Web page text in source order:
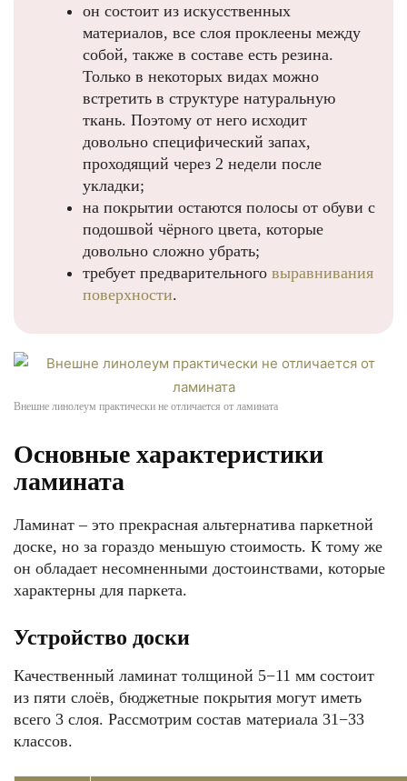
он состоит из искусственных
материалов, все слоя проклеены между
собой, также в составе есть резина.
Только в некоторых видах можно
встретить в структуре натуральную
ткань. Поэтому от него исходит
довольно специфический запах,
проходящий через 2 недели после
укладки;
на покрытии остаются полосы от обуви с
подошвой чёрного цвета, которые
довольно сложно убрать;
требует предварительного выравнивания
поверхности.
Внешне линолеум практически не отличается от ламината
Основные характеристики
ламината
Ламинат – это прекрасная альтернатива паркетной
доске, но за гораздо меньшую стоимость. К тому же
он обладает несомненными достоинствами, которые
характерны для паркета.
Устройство доски
Качественный ламинат толщиной 5−11 мм состоит
из пяти слоёв, бюджетные покрытия могут иметь
всего 3 слоя. Рассмотрим состав материала 31−33
классов.